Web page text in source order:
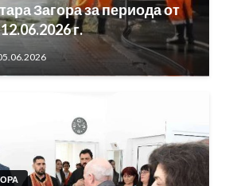
Загора за периода от
г.